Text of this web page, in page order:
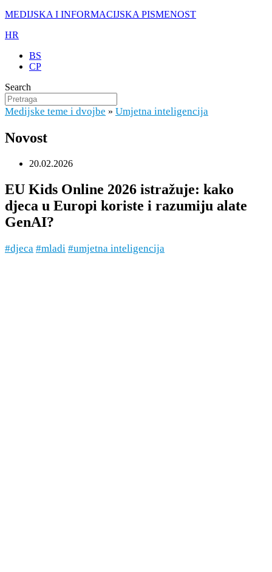
MEDIJSKA I INFORMACIJSKA PISMENOST
HR
BS
CP
Search
Medijske teme i dvojbe » Umjetna inteligencija
Novost
20.02.2026
EU Kids Online 2026 istražuje: kako
djeca u Europi koriste i razumiju alate
GenAI?
#djeca #mladi #umjetna inteligencija